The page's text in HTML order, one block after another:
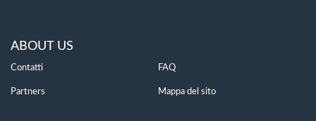
ABOUT US
Contatti FAQ
Partners Mappa del sito